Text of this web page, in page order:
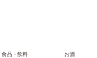
食品・飲料 お酒